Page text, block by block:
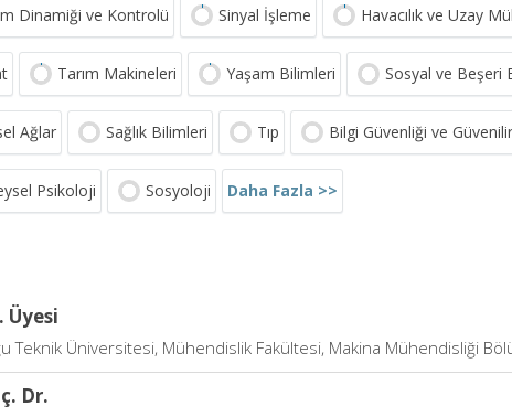
Dinamiği ve Kontrolü Sinyal İşleme Havacılık ve Uzay
Tarım Makineleri Yaşam Bilimleri Sosyal ve Beşeri
Ağlar Sağlık Bilimleri Tıp Bilgi Güvenliği ve
Psikoloji Sosyoloji Daha Fazla >>
Üyesi
Teknik Üniversitesi, Mühendislik Fakültesi, Makina Mühendisliği
Dr.